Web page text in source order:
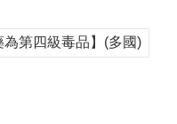
為第四級毒品】(多國)